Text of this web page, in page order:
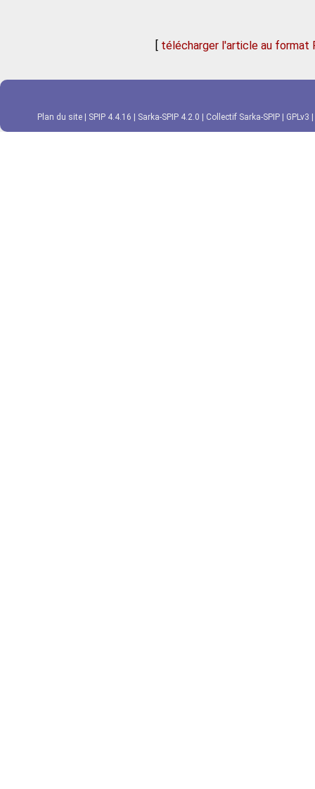
[ télécharger l'article au format
Plan du site SPIP 4.4.16 Sarka-SPIP 4.2.0 Collectif Sarka-SPIP GPLv3